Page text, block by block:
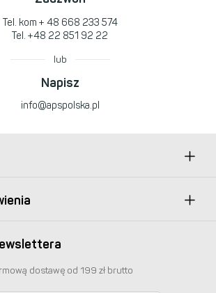
Tel. kom + 48 668 233 574
Tel. +48 22 851 92 22
lub
Napisz
info@apspolska.pl
dostawę od 199 zł brutto